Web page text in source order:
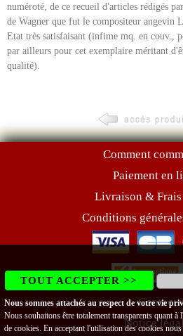
numéroté, de ce recueil d'articles rédigés
de Wagner que fut le compositeur angevin
Etat très satisfaisant (infime mq. en couv.,
par ailleurs pour cet exemplaire méritant
qualité).
Comment
Paiement en
Livraison &
Conditions
Contact
Notice
TOUT ACCEPTER >>
Nous sommes attachés au respect de votre vie
Nous souhaitons être totalement transparents quant
de cookies. En acceptant l'utilisation des cookies